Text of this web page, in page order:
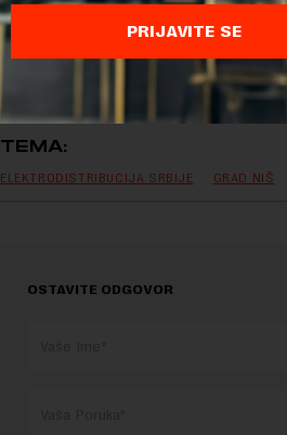
Preuzimanje delova teksta je dozvoljeno,
ka izvornom tekstu na novaekonomija.rs
TEMA:
ELEKTRODISTRIBUCIJA SRBIJE GRAD NIŠ
OSTAVITE ODGOVOR
PRIJAVITE SE